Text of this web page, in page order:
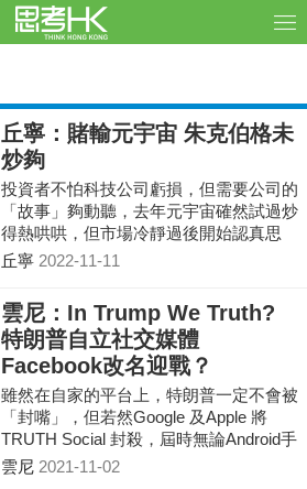
丘寧：賭輸元宇宙 朱克伯格未
炒夠
投資者不怕科技公司虧損，但需要公司的
「故事」夠動聽，去年元宇宙確然試過炒
得熱哄哄，但市場冷靜過後開始認真思
考，莫說元宇宙會否對人類帶來革命性改
對Meta股價今年累跌逾七成，其股東、美
國對沖基金ACM上月向朱克伯格發公開
信，直言公司轉型以發展元宇宙為核心令
投資者失去信心，更指Meta需裁員及削減
支出。
丘寧 2022-11-11
雲尼：In Trump We Truth?
特朗普自立社交媒體
Facebook改名迎戰？
雖然在自家的平台上，特朗普一定不會被
「封嘴」，但若然Google 及Apple 將
TRUTH Social 封殺，屆時無論Android手
機還是iPhone也不能使用TRUTH Social
雲尼 2021-11-02